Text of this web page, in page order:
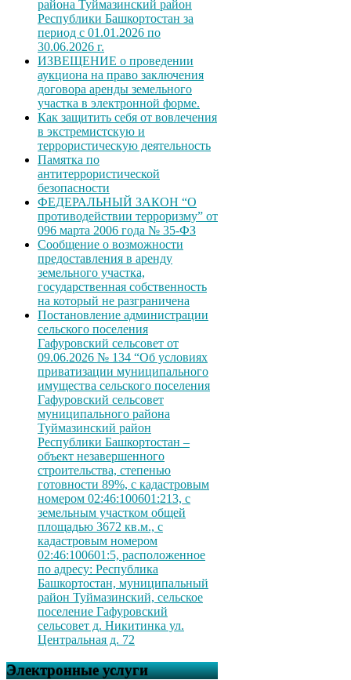
района Туймазинский район
Республики Башкортостан за
период с 01.01.2026 по
30.06.2026 г.
ИЗВЕЩЕНИЕ о проведении
аукциона на право заключения
договора аренды земельного
участка в электронной форме.
Как защитить себя от вовлечения
в экстремистскую и
террористическую деятельность
Памятка по
антитеррористической
безопасности
ФЕДЕРАЛЬНЫЙ ЗАКОН “О
противодействии терроризму” от
096 марта 2006 года № 35-ФЗ
Сообщение о возможности
предоставления в аренду
земельного участка,
государственная собственность
на который не разграничена
Постановление администрации
сельского поселения
Гафуровский сельсовет от
09.06.2026 № 134 “Об условиях
приватизации муниципального
имущества сельского поселения
Гафуровский сельсовет
муниципального района
Туймазинский район
Республики Башкортостан –
объект незавершенного
строительства, степенью
готовности 89%, с кадастровым
номером 02:46:100601:213, с
земельным участком общей
площадью 3672 кв.м., с
кадастровым номером
02:46:100601:5, расположенное
по адресу: Республика
Башкортостан, муниципальный
район Туймазинский, сельское
поселение Гафуровский
сельсовет д. Никитинка ул.
Центральная д. 72
Электронные услуги